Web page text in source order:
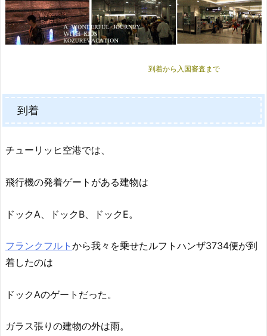
到着から入国審査まで
到着
チューリッヒ空港では、
飛行機の発着ゲートがある建物は
ドックA、ドックB、ドックE。
フランクフルト から我々を乗せたルフトハンザ3734便が到
着したのは
ドックAのゲートだった。
ガラス張りの建物の外は雨。